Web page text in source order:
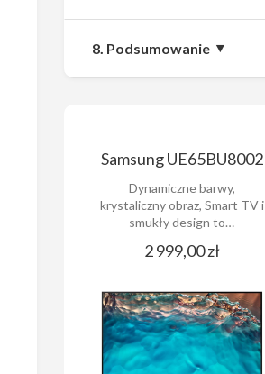
8. Podsumowanie
Samsung UE65BU8002
Dynamiczne barwy,
krystaliczny obraz, Smart TV i
smukły design to…
2 999,00 zł